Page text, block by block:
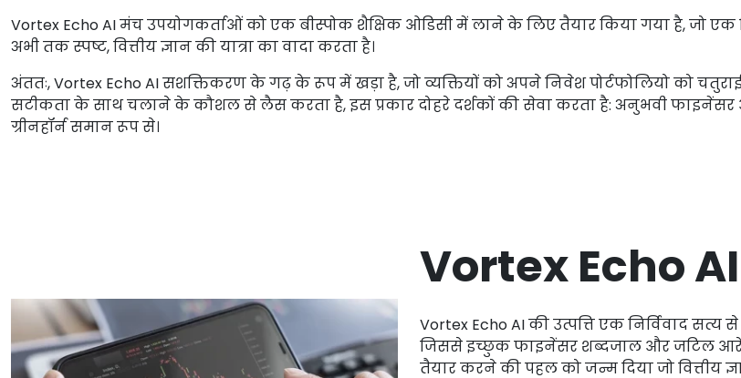
Vortex Echo AI मंच उपयोगकर्ताओं को एक बीस्पोक शैक्षिक ओडिसी में लाने के लिए तैयार किया गया है, जो एक
अभी तक स्पष्ट, वित्तीय ज्ञान की यात्रा का वादा करता है।
अंततः, Vortex Echo AI सशक्तिकरण के गढ़ के रूप में खड़ा है, जो व्यक्तियों को अपने निवेश पोर्टफोलियो को
सटीकता के साथ चलाने के कौशल से लैस करता है, इस प्रकार दोहरे दर्शकों की सेवा करता है: अनुभवी
ग्रीनहॉर्न समान रूप से।
Vortex Echo
Vortex Echo AI की उत्पत्ति एक निर्विवाद सत्य
जिससे इच्छुक फाइनेंसर शब्दजाल और जटिल
तैयार करने की पहल को जन्म दिया जो वित्तीय